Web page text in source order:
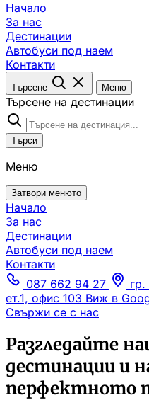
Начало
За нас
Дестинации
Автобуси под наем
Контакти
Търсене Меню
Търсене на дестинации
Търси
Меню
Затвори менюто
Начало
За нас
Дестинации
Автобуси под наем
Контакти
087 662 94 27
ет.1, офис 103 Виж в
Свържи се с нас
Разгледайте
дестинации и
перфектното